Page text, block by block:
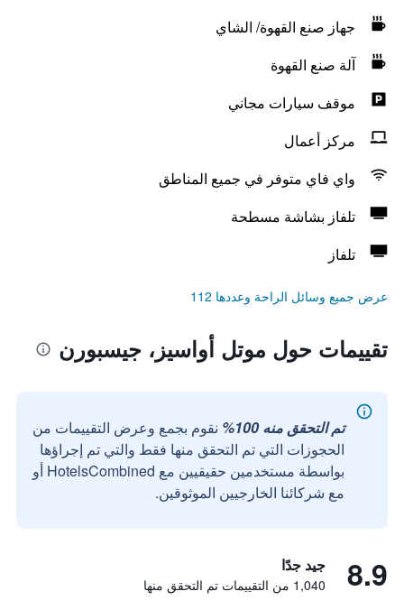
جهاز صنع القهوة/ الشاي
آلة صنع القهوة
موقف سيارات مجاني
مركز أعمال
واي فاي متوفر في جميع المناطق
تلفاز بشاشة مسطحة
تلفاز
عرض جميع وسائل الراحة وعددها 112
تقييمات حول موتل أواسيز، جيسبورن
تم التحقق منه 100%
نقوم بجمع وعرض التقييمات من
الحجوزات التي تم التحقق منها فقط والتي تم إجراؤها
بواسطة مستخدمين حقيقيين مع HotelsCombined أو
مع شركائنا الخارجيين الموثوقين.
8.9 جيد جدًا
1,040 من التقييمات تم التحقق منها